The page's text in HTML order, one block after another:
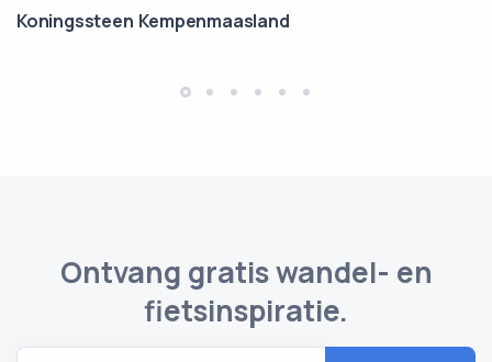
Koningssteen Kempenmaasland
Ontvang gratis wandel- en
fietsinspiratie.